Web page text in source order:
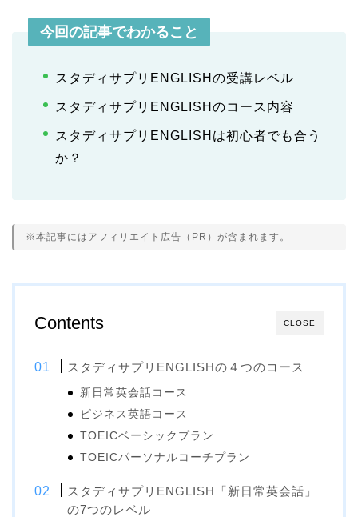
今回の記事でわかること
スタディサプリENGLISHの受講レベル
スタディサプリENGLISHのコース内容
スタディサプリENGLISHは初心者でも合う
か？
※本記事にはアフィリエイト広告（PR）が含まれます。
CLOSE
Contents
スタディサプリENGLISHの４つのコース
新日常英会話コース
ビジネス英語コース
TOEICベーシックプラン
TOEICパーソナルコーチプラン
スタディサプリENGLISH「新日常英会話」
の7つのレベル